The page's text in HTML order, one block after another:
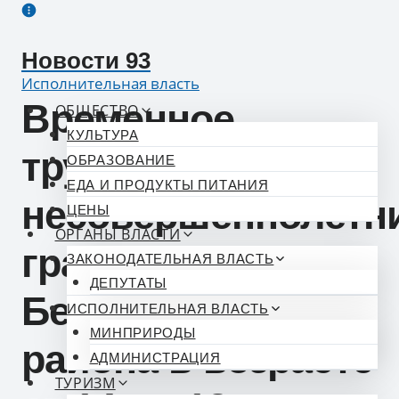
Перейти
содержимому
Новости 93
ОБЩЕСТВО
КУЛЬТУРА
ОБРАЗОВАНИЕ
ЕДА И ПРОДУКТЫ ПИТАНИЯ
ЦЕНЫ
ОРГАНЫ ВЛАСТИ
ЗАКОНОДАТЕЛЬНАЯ ВЛАСТЬ
ДЕПУТАТЫ
ИСПОЛНИТЕЛЬНАЯ ВЛАСТЬ
МИНПРИРОДЫ
АДМИНИСТРАЦИЯ
ТУРИЗМ
Исполнительная власть
Временное
трудоустройство
граждан
Белореченского
района в возрасте